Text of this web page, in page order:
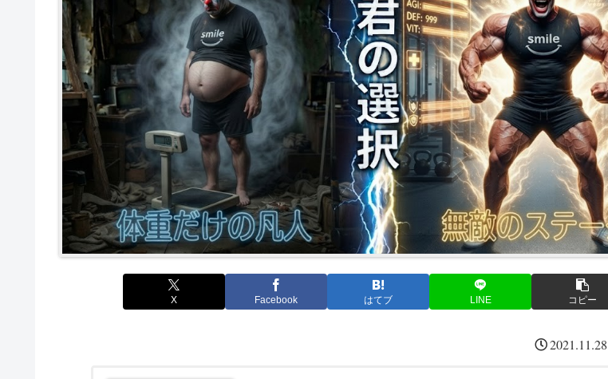
X Facebook はてブ LINE コピー
2021.11.28